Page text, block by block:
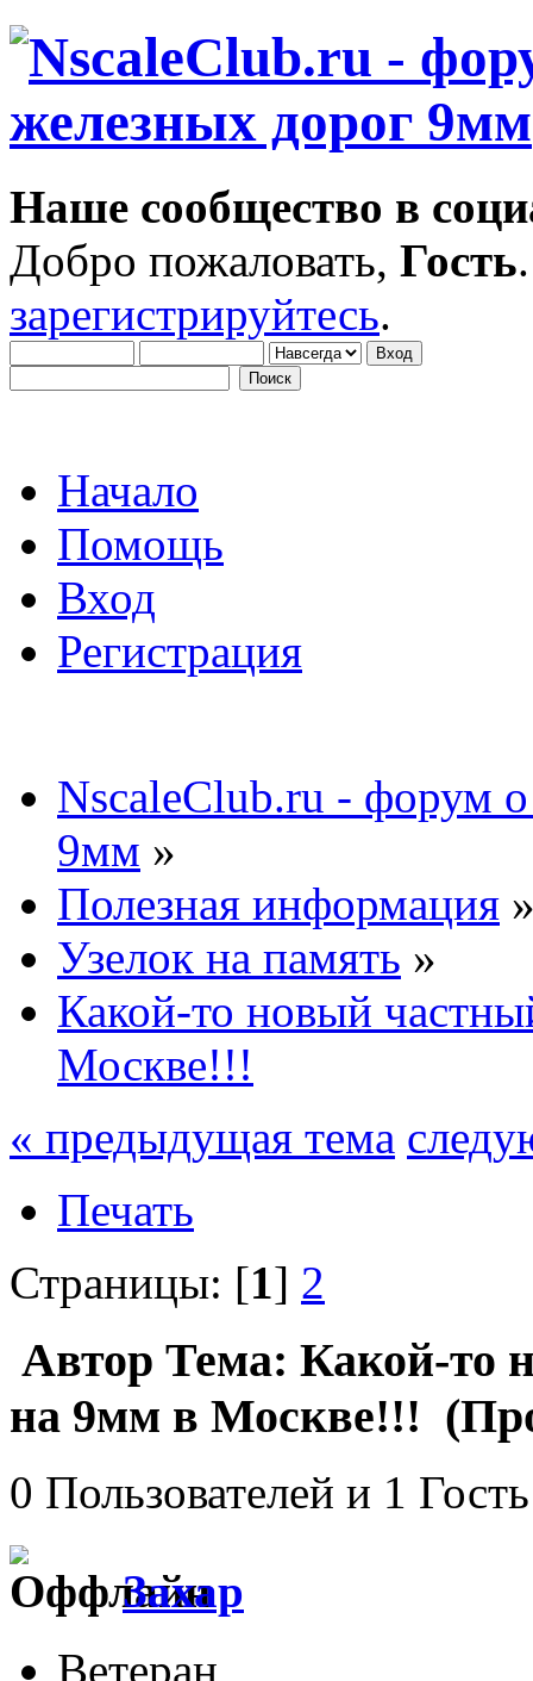
Наше сообщество в
Добро пожаловать, Гость
зарегистрируйтесь.
Начало
Помощь
Вход
Регистрация
NscaleClub.ru - форум
9мм »
Полезная информация
Узелок на память »
Какой-то новый
Москве!!!
« предыдущая тема
Печать
Страницы: [1] 2
Автор Тема: Какой-то
на 9мм в Москве!!!
0 Пользователей и 1
Захар
Ветеран